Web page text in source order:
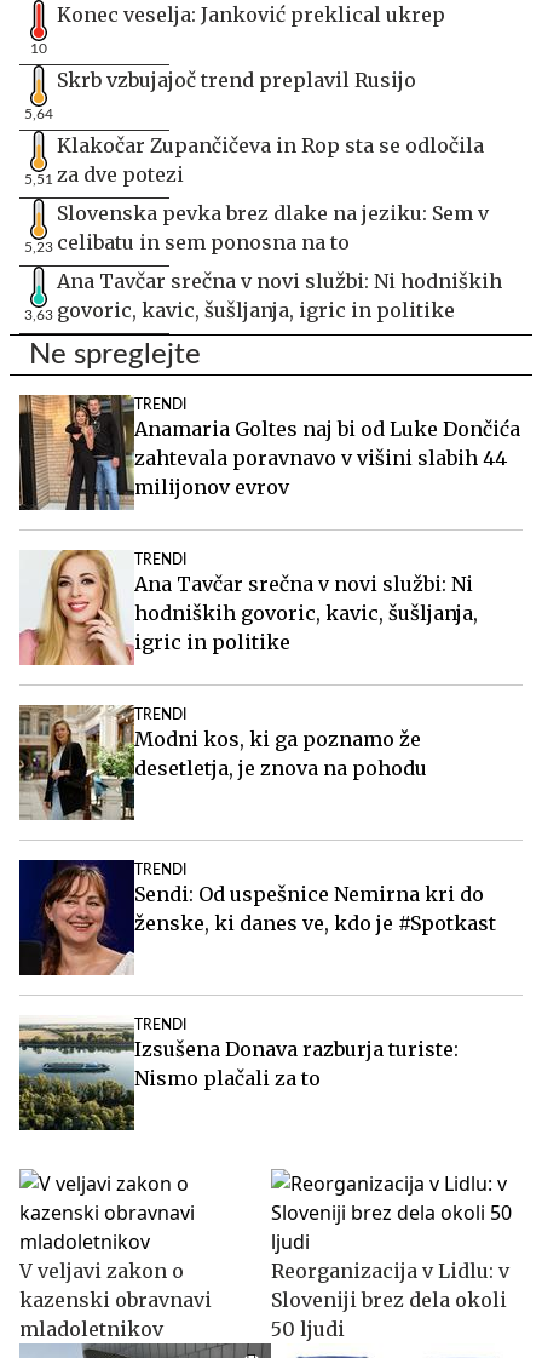
10
Konec veselja: Janković preklical ukrep
5,64
Skrb vzbujajoč trend preplavil Rusijo
5,51
Klakočar Zupančičeva in Rop sta se odločila
za dve potezi
5,23
Slovenska pevka brez dlake na jeziku: Sem v
celibatu in sem ponosna na to
3,63
Ana Tavčar srečna v novi službi: Ni hodniških
govoric, kavic, šušljanja, igric in politike
Ne spreglejte
TRENDI
Anamaria Goltes naj bi od Luke Dončića
zahtevala poravnavo v višini slabih 44
milijonov evrov
TRENDI
Ana Tavčar srečna v novi službi: Ni
hodniških govoric, kavic, šušljanja,
igric in politike
TRENDI
Modni kos, ki ga poznamo že
desetletja, je znova na pohodu
TRENDI
Sendi: Od uspešnice Nemirna kri do
ženske, ki danes ve, kdo je #Spotkast
TRENDI
Izsušena Donava razburja turiste:
Nismo plačali za to
V veljavi zakon o
kazenski obravnavi
mladoletnikov
Reorganizacija v Lidlu: v
Sloveniji brez dela okoli
50 ljudi